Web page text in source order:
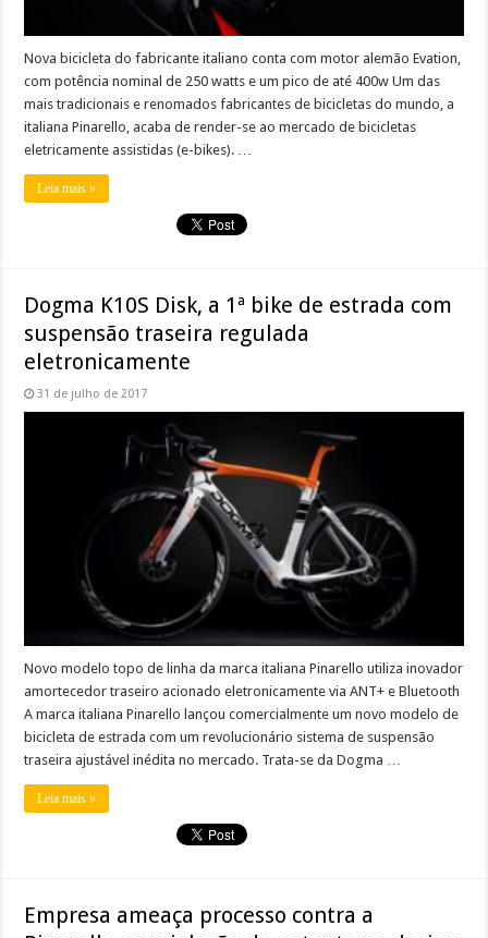
Nova bicicleta do fabricante italiano conta com motor alemão Evation,
com potência nominal de 250 watts e um pico de até 400w Um das
mais tradicionais e renomados fabricantes de bicicletas do mundo, a
italiana Pinarello, acaba de render-se ao mercado de bicicletas
eletricamente assistidas (e-bikes). …
Leia mais »
Dogma K10S Disk, a 1ª bike de estrada com
suspensão traseira regulada
eletronicamente
31 de julho de 2017
Novo modelo topo de linha da marca italiana Pinarello utiliza inovador
amortecedor traseiro acionado eletronicamente via ANT+ e Bluetooth
A marca italiana Pinarello lançou comercialmente um novo modelo de
bicicleta de estrada com um revolucionário sistema de suspensão
traseira ajustável inédita no mercado. Trata-se da Dogma …
Leia mais »
Empresa ameaça processo contra a